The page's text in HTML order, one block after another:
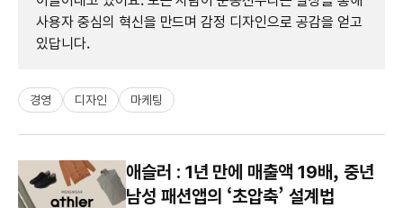
사용자 중심의 혁신을 만드며 감정 디자인으로 공감을 얻고
있답니다.
경영 디자인 마케팅
애슬러 : 1년 만에 매출액 19배, 중년
남성 패션앱의 ‘초압축’ 설계법